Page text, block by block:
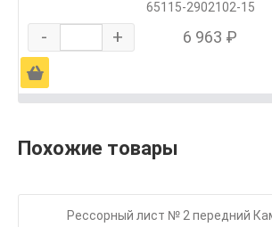
65115-2902102-15
- + 6 963 ₽
Ä
Похожие товары
Рессорный лист № 2 передний